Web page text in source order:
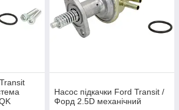
Насос підкачки Ford Transit /
Форд 2.5D механічний